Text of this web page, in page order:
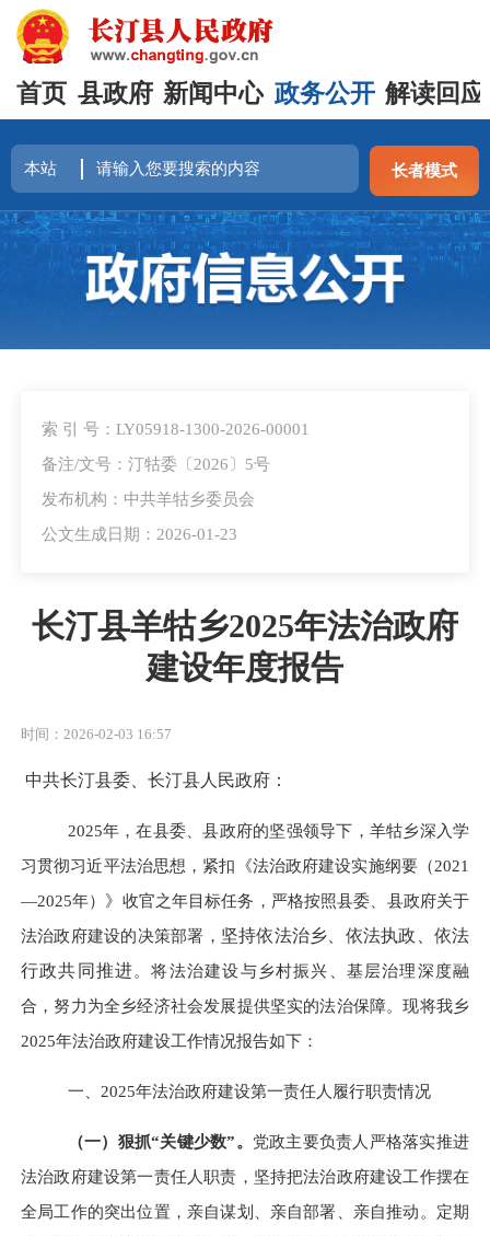
首页 县政府 新闻中心 政务公开 解读回应
长者模式
<
索 引 号：LY05918-1300-2026-00001
备注/文号：汀牯委〔2026〕5号
发布机构：中共羊牯乡委员会
公文生成日期：2026-01-23
长汀县羊牯乡2025年法治政府
建设年度报告
时间：2026-02-03 16:57
中共长汀县委、长汀县人民政府：
2025年，在县委、县政府的坚强领导下，羊牯乡深入学
习贯彻习近平法治思想，紧扣《法治政府建设实施纲要（2021
—2025年）》收官之年目标任务，严格按照县委、县政府关于
法治政府建设的决策部署， 坚持依法治乡、依法执政、依法
行政共同推进。将法治建设与乡村振兴、基层治理深度融
合，努力为全乡经济社会发展提供坚实的法治保障。现将我乡
2025年法治政府建设工作情况报告如下：
一、 2025年法治政府建设第一责任人履行职责情况
（一）狠抓“关键少数”。 党政主要负责人严格落实推进
法治政府建设第一责任人职责，坚持把法治政府建设工作摆在
全局工作的突出位置，亲自谋划、亲自部署、亲自推动。定期